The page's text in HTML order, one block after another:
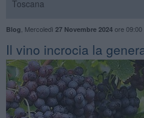
Toscana
Blog Mercoledì 27 Novembre 2024ore 09:00
​Il vino incrocia la